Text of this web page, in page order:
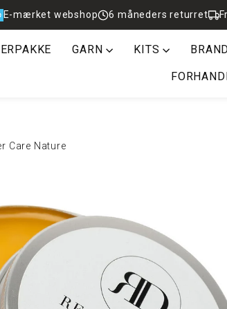
E-mærket webshop 6 måneders returret
GARN KITS
Care Nature